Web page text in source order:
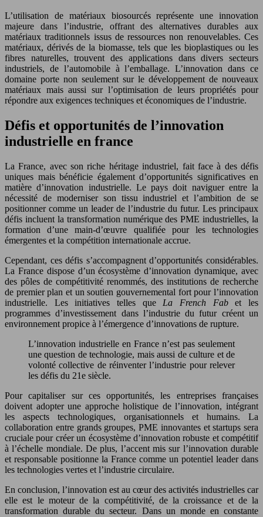
L’utilisation de matériaux biosourcés représente une innovation
majeure dans l’industrie, offrant des alternatives durables aux
matériaux traditionnels issus de ressources non renouvelables. Ces
matériaux, dérivés de la biomasse, tels que les bioplastiques ou les
fibres naturelles, trouvent des applications dans divers secteurs
industriels, de l’automobile à l’emballage. L’innovation dans ce
domaine porte non seulement sur le développement de nouveaux
matériaux mais aussi sur l’optimisation de leurs propriétés pour
répondre aux exigences techniques et économiques de l’industrie.
Défis et opportunités de l’innovation
industrielle en france
La France, avec son riche héritage industriel, fait face à des défis
uniques mais bénéficie également d’opportunités significatives en
matière d’innovation industrielle. Le pays doit naviguer entre la
nécessité de moderniser son tissu industriel et l’ambition de se
positionner comme un leader de l’industrie du futur. Les principaux
défis incluent la transformation numérique des PME industrielles, la
formation d’une main-d’œuvre qualifiée pour les technologies
émergentes et la compétition internationale accrue.
Cependant, ces défis s’accompagnent d’opportunités considérables.
La France dispose d’un écosystème d’innovation dynamique, avec
des pôles de compétitivité renommés, des institutions de recherche
de premier plan et un soutien gouvernemental fort pour l’innovation
industrielle. Les initiatives telles que La French Fabet les
programmes d’investissement dans l’industrie du futur créent un
environnement propice à l’émergence d’innovations de rupture.
L’innovation industrielle en France n’est pas seulement
une question de technologie, mais aussi de culture et de
volonté collective de réinventer l’industrie pour relever
les défis du 21e siècle.
Pour capitaliser sur ces opportunités, les entreprises françaises
doivent adopter une approche holistique de l’innovation, intégrant
les aspects technologiques, organisationnels et humains. La
collaboration entre grands groupes, PME innovantes et startups sera
cruciale pour créer un écosystème d’innovation robuste et compétitif
à l’échelle mondiale. De plus, l’accent mis sur l’innovation durable
et responsable positionne la France comme un potentiel leader dans
les technologies vertes et l’industrie circulaire.
En conclusion, l’innovation est au cœur des activités industrielles car
elle est le moteur de la compétitivité, de la croissance et de la
transformation durable du secteur. Dans un monde en constante